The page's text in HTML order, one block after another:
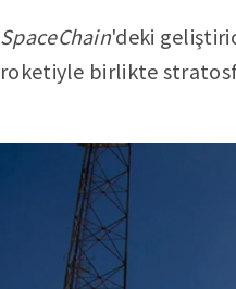
SpaceChain'deki
roketiyle birlikte